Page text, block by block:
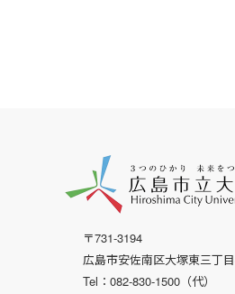
〒731-3194
広島市安佐南区大塚東三丁
Tel：082-830-1500（代）